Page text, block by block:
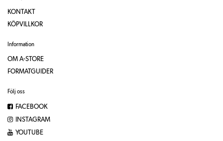
KONTAKT
KÖPVILLKOR
Information
OM A-STORE
FORMATGUIDER
Följ oss
FACEBOOK
INSTAGRAM
YOUTUBE